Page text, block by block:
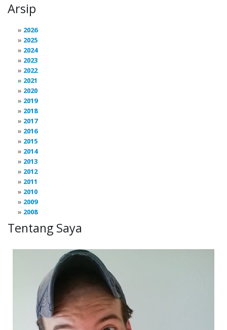
Arsip
2026
2025
2024
2023
2022
2021
2020
2019
2018
2017
2016
2015
2014
2013
2012
2011
2010
2009
2008
Tentang Saya